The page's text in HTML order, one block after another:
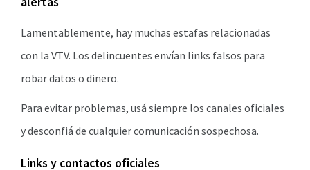
Lamentablemente, hay muchas estafas relacionadas
con la VTV. Los delincuentes envían links falsos para
robar datos o dinero.
Para evitar problemas, usá siempre los canales oficiales
y desconfiá de cualquier comunicación sospechosa.
Links y contactos oficiales